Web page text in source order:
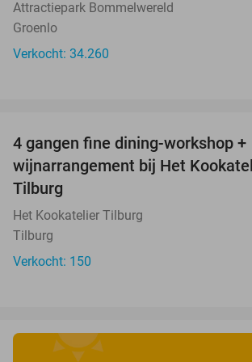
Attractiepark Bommelwereld
Groenlo
Verkocht: 34.260
4 gangen fine dining-workshop +
wijnarrangement bij Het
Tilburg
Het Kookatelier Tilburg
Tilburg
Verkocht: 150